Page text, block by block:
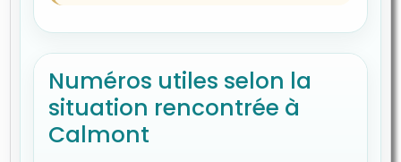
Numéros utiles selon la
situation rencontrée à
Calmont